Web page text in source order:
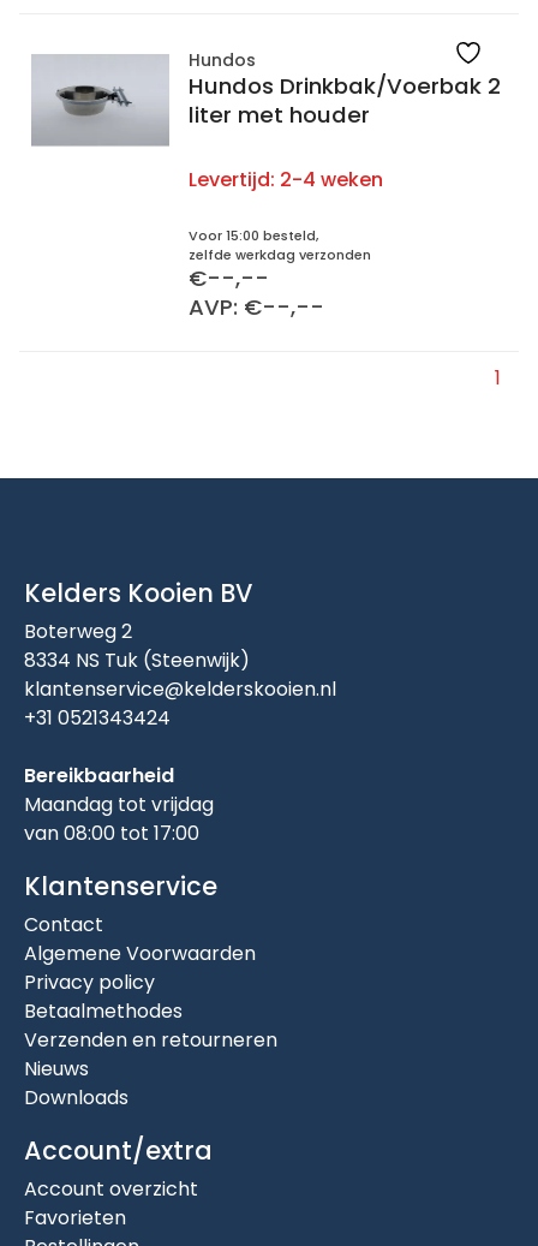
Hundos
Hundos Drinkbak/Voerbak 2
liter met houder
Levertijd: 2-4 weken
Voor 15:00 besteld,
zelfde werkdag verzonden
€--,--
AVP: €--,--
1
Kelders Kooien BV
Boterweg 2
8334 NS Tuk (Steenwijk)
klantenservice@kelderskooien.nl
+31 0521343424
Bereikbaarheid
Maandag tot vrijdag
van 08:00 tot 17:00
Klantenservice
Contact
Algemene Voorwaarden
Privacy policy
Betaalmethodes
Verzenden en retourneren
Nieuws
Downloads
Account/extra
Account overzicht
Favorieten